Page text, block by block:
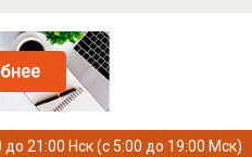
21:00 Нск (с 5:00 до 19:00 Мск)